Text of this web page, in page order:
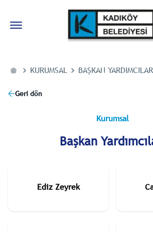
KURUMSAL BAŞKAN
Geri dön
Kurumsal
Başkan
Ediz Zeyrek